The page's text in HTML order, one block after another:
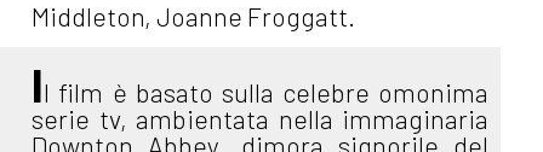
Middleton, Joanne Froggatt.
Il film è basato sulla celebre omonima
serie tv, ambientata nella immaginaria
Downton Abbey, dimora signorile del